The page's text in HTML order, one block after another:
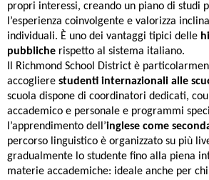
propri interessi, creando un piano di studi
l’esperienza coinvolgente e valorizza
individuali. È uno dei vantaggi tipici delle
pubbliche rispetto al sistema italiano.
Il Richmond School District è
accogliere studenti internazionali alle
scuola dispone di coordinatori dedicati,
accademico e personale e programmi
l’apprendimento dell’inglese come
percorso linguistico è organizzato su più
gradualmente lo studente fino alla piena
materie accademiche: ideale anche per